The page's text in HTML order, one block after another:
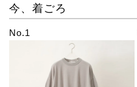
今、着ごろ
No.1